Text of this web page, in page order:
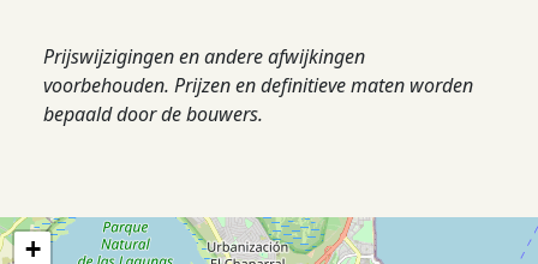
Prijswijzigingen en andere afwijkingen
voorbehouden. Prijzen en definitieve maten worden
bepaald door de bouwers.
+